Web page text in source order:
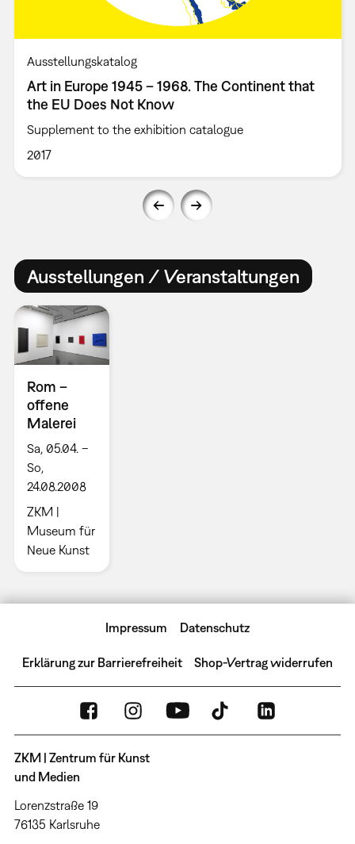
Ausstellungskatalog
Art in Europe 1945 – 1968. The Continent that
the EU Does Not Know
Supplement to the exhibition catalogue
2017
Ausstellungen / Veranstaltungen
Rom –
offene
Malerei
Sa, 05.04. –
So,
24.08.2008
ZKM |
Museum für
Neue Kunst
Impressum Datenschutz
Erklärung zur Barrierefreiheit Shop-Vertrag widerrufen
ZKM | Zentrum für Kunst
und Medien
Lorenzstraße 19
76135 Karlsruhe